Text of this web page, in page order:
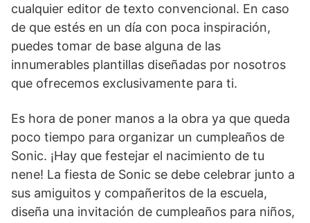
cualquier editor de texto convencional. En caso
de que estés en un día con poca inspiración,
puedes tomar de base alguna de las
innumerables plantillas diseñadas por nosotros
que ofrecemos exclusivamente para ti.
Es hora de poner manos a la obra ya que queda
poco tiempo para organizar un cumpleaños de
Sonic. ¡Hay que festejar el nacimiento de tu
nene! La fiesta de Sonic se debe celebrar junto a
sus amiguitos y compañeritos de la escuela,
diseña una invitación de cumpleaños para niños,